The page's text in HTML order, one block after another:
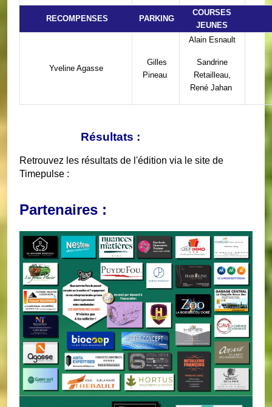
RECOMPENSES PARKING
COURSES
JEUNES
Yveline Agasse
Gilles
Pineau
Alain Esnault
Sandrine
Retailleau,
René Jahan
Résultats :
Retrouvez les résultats de l'édition via le site de
Timepulse :
Partenaires :